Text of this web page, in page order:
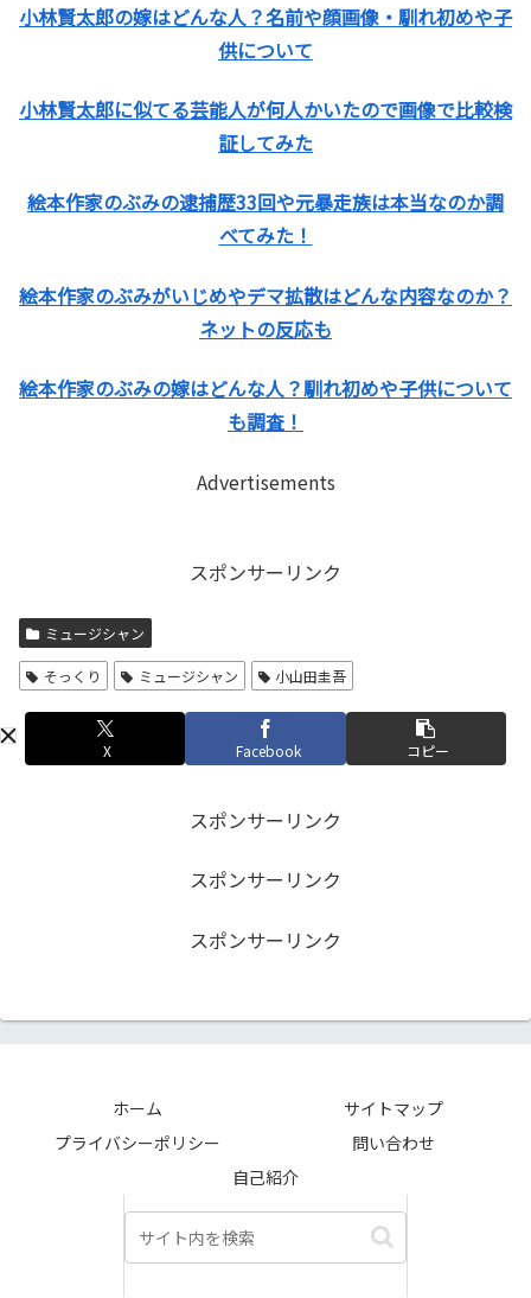
小林賢太郎の嫁はどんな人？名前や顔画像・馴れ初めや子
供について
小林賢太郎に似てる芸能人が何人かいたので画像で比較検
証してみた
絵本作家のぶみの逮捕歴33回や元暴走族は本当なのか調
べてみた！
絵本作家のぶみがいじめやデマ拡散はどんな内容なのか？
ネットの反応も
絵本作家のぶみの嫁はどんな人？馴れ初めや子供について
も調査！
Advertisements
スポンサーリンク
ミュージシャン
そっくり ミュージシャン 小山田圭吾
X Facebook コピー
スポンサーリンク
スポンサーリンク
スポンサーリンク
ホーム
サイトマップ
プライバシーポリシー
問い合わせ
自己紹介